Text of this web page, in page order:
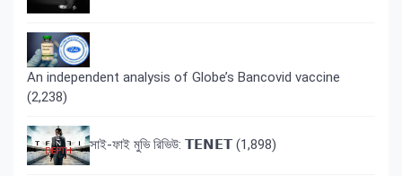
An independent analysis of Globe’s Bancovid vaccine
(2,238)
সাই-ফাই মুভি রিভিউ: 𝗧𝗘𝗡𝗘𝗧 (1,898)